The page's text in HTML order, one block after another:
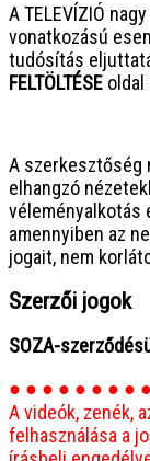
A TELEVÍZIÓ
vonatkozású
tudósítás
FELTÖLTÉSE oldal
A szerkesztőség
elhangzó
véleményalkotás
amennyiben az
jogait, nem
Szerzői jogok
SOZA-
● ● ● ● ● ● ● ●
A videók, zenék,
felhasználása a